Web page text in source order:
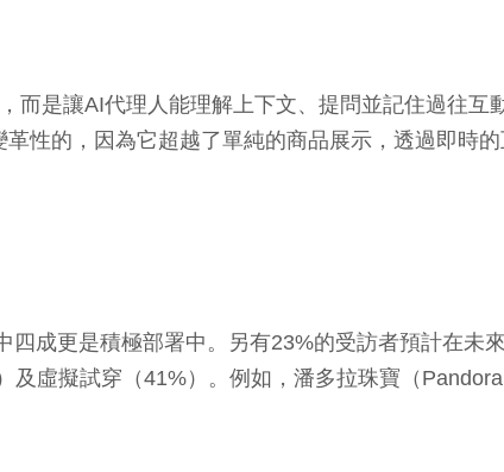
而是讓AI代理人能理解上下文、提問並記住過往
性的，因為它超越了單純的商品展示，透過即時
成更是積極部署中。另有23%的受訪者預計在未
虛擬試穿（41%）。例如，潘多拉珠寶（